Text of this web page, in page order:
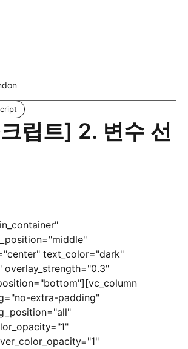
립트] 2. 변수 선
text_color="dark"
extra-padding"